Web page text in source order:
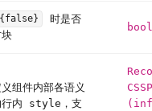
时是否
组件内部各语义
行内 style，支